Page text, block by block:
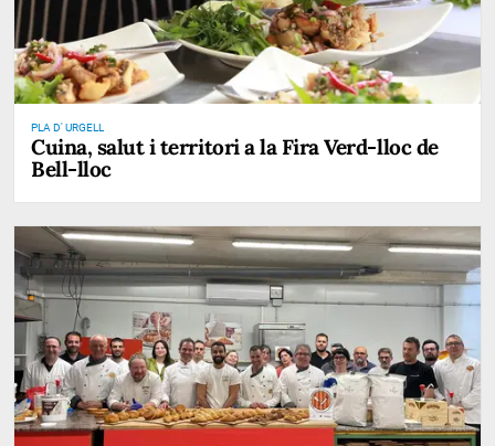
PLA D' URGELL
Cuina, salut i territori a la Fira Verd-lloc de
Bell-lloc